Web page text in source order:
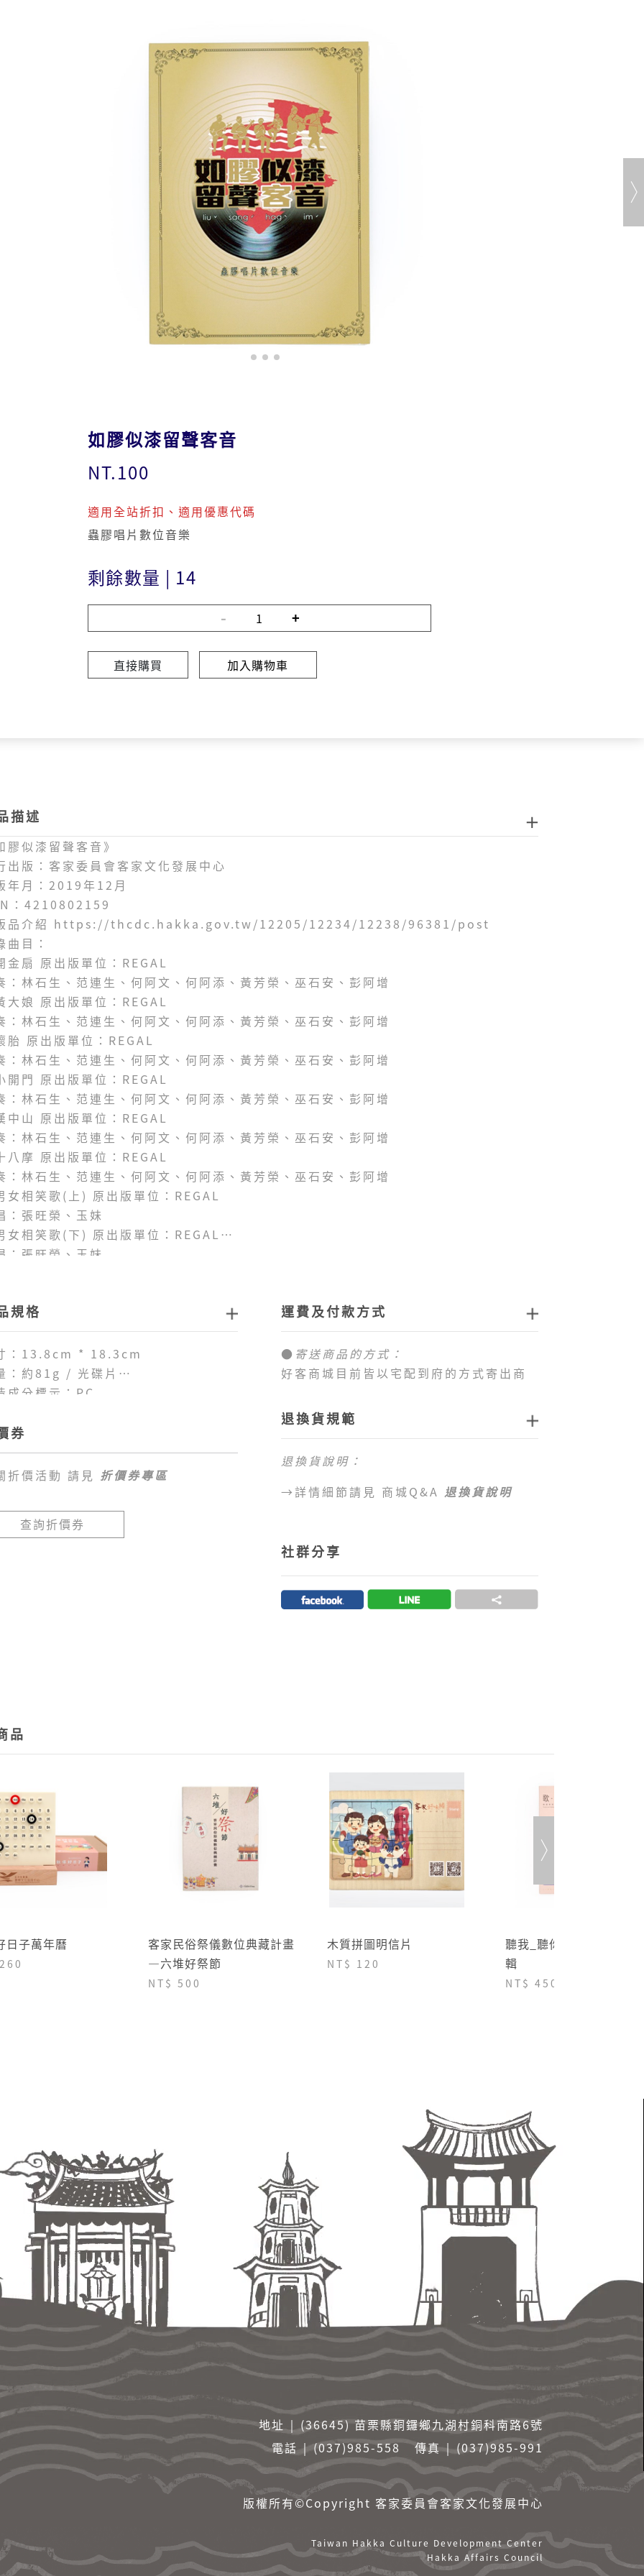
如膠似漆留聲客音
NT.100
適用全站折扣、適用優惠代碼
蟲膠唱片數位音樂
剩餘數量 | 14
直接購買 加入購物車
描述
膠似漆留聲客音》
出版：客家委員會客家文化發展中心
年月：2019年12月
：4210802159
品介紹 https://thcdc.hakka.gov.tw/12205/12234/12238/96381/post
曲目：
金扇 原出版單位：REGAL
：林石生、范連生、何阿文、何阿添、黃芳榮、巫石安、彭阿增
大娘 原出版單位：REGAL
：林石生、范連生、何阿文、何阿添、黃芳榮、巫石安、彭阿增
胎 原出版單位：REGAL
：林石生、范連生、何阿文、何阿添、黃芳榮、巫石安、彭阿增
開門 原出版單位：REGAL
：林石生、范連生、何阿文、何阿添、黃芳榮、巫石安、彭阿增
中山 原出版單位：REGAL
：林石生、范連生、何阿文、何阿添、黃芳榮、巫石安、彭阿增
八摩 原出版單位：REGAL
：林石生、范連生、何阿文、何阿添、黃芳榮、巫石安、彭阿增
女相笑歌(上) 原出版單位：REGAL
：張旺榮、玉妹
女相笑歌(下) 原出版單位：REGAL
：張旺榮、玉妹
夫問卜(下) 原出版單位：Columbia
：張旺榮、玉妹
仙會(上) 原出版單位：Columbia
：福綠壽社
仙會(下) 原出版單位：Columbia
北(上) 原出版單位：Columbia
北(下) 原出版單位：Columbia
：集英郡
：松平晃
規格
：13.8cm * 18.3cm
：約81g / 光碟片
成分標示：PC
券
折價活動 請見 折價券專區
查詢折價券
運費及付款方式
● 寄送商品的方式：
好客商城目前皆以宅配到府的方式寄出商
●商品配送運費：
1.全站消費滿新臺幣1,000元免運費，如
未達免運費門檻，每筆訂單運費一律以新
2.目前僅提供台灣本島配送服務，偏遠地
不提供配送服務，敬請見諒。
●目前提供的付款方式：
1.好客商城目前可以接受付款方式為信用
退換貨規範
退換貨說明：
→詳情細節請見 商城Q&A 退換貨說明
社群分享
品
日子萬年曆
客家民俗祭儀數位典藏計畫
—六堆好祭節
NT$ 500
木質拼圖明信片
NT$ 120
聽我_聽你_《歌‧尋客
輯
NT$ 450
地址 ￨ (36645) 苗栗縣銅鑼鄉九湖村銅科南路6號
電話 ￨ (037)985-558
傳真 ￨ (037)985-991
版權所有©Copyright 客家委員會客家文化發展中心
Taiwan Hakka Culture Development Center
Hakka Affairs Council